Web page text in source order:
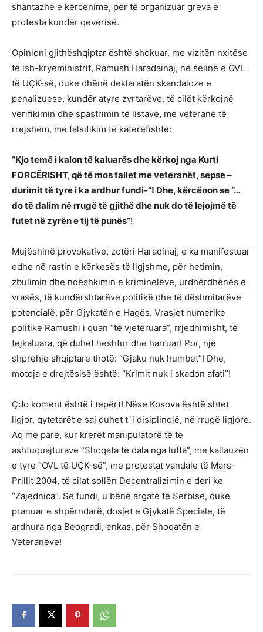
shantazhe e kërcënime, për të organizuar greva e
protesta kundër qeverisë.
Opinioni gjithëshqiptar është shokuar, me vizitën nxitëse
të ish-kryeministrit, Ramush Haradainaj, në selinë e OVL
të UÇK-së, duke dhënë deklaratën skandaloze e
penalizuese, kundër atyre zyrtarëve, të cilët kërkojnë
verifikimin dhe spastrimin të listave, me veteranë të
rrejshëm, me falsifikim të katerëfishtë:
“Kjo temë i kalon të kaluarës dhe kërkoj nga Kurti
FORCËRISHT, që të mos tallet me veteranët, sepse –
durimit të tyre i ka ardhur fundi-“! Dhe, kërcënon se “…
do të dalim në rrugë të gjithë dhe nuk do të lejojmë të
futet në zyrën e tij të punës”!
Mujëshinë provokative, zotëri Haradinaj, e ka manifestuar
edhe në rastin e kërkesës të ligjshme, për hetimin,
zbulimin dhe ndëshkimin e kriminelëve, urdhërdhënës e
vrasës, të kundërshtarëve politikë dhe të dëshmitarëve
potencialë, për Gjykatën e Hagës. Vrasjet numerike
politike Ramushi i quan “të vjetëruara”, rrjedhimisht, të
tejkaluara, që duhet heshtur dhe harruar! Por, një
shprehje shqiptare thotë: “Gjaku nuk humbet”! Dhe,
motoja e drejtësisë është: “Krimit nuk i skadon afati”!
Çdo koment është i tepërt! Nëse Kosova është shtet
ligjor, qytetarët e saj duhet t`i disiplinojë, në rrugë ligjore.
Aq më parë, kur krerët manipulatorë të të
ashtuquajturave “Shoqata të dala nga lufta”, me kallauzën
e tyre “OVL të UÇK-së”, me protestat vandale të Mars-
Prillit 2004, të cilat sollën Decentralizimin e deri ke
“Zajednica”. Së fundi, u bënë argatë të Serbisë, duke
pranuar e shpërndarë, dosjet e Gjykatë Speciale, të
ardhura nga Beogradi, enkas, për Shoqatën e
Veteranëve!